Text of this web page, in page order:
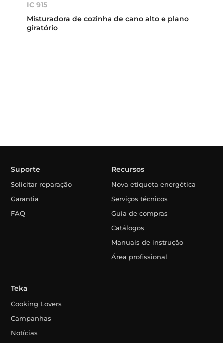
IC 915
Misturadora de cozinha de cano alto e plano
giratório
Suporte
Solicitar reparação
Garantia
FAQ
Recursos
Nova etiqueta energética
Serviços técnicos
Guia de compras
Catálogos
Manuais de instrução
Área profissional
Teka
Cooking Lovers
Campanhas
Notícias